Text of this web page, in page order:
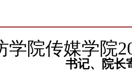
学院传媒学院
书记、院长